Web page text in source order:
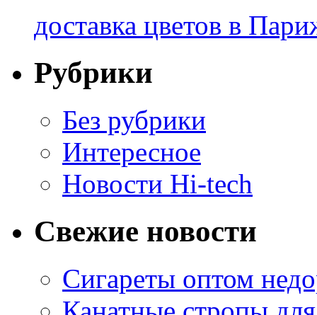
доставка цветов в
Рубрики
Без рубрики
Интересное
Новости Hi-tech
Свежие новости
Сигареты оптом